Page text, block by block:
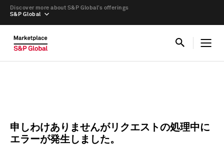
S&P Global
Discover more about S&P Global’s offerings
申しわけありませんがリクエストの処理中に
エラーが発生しました。